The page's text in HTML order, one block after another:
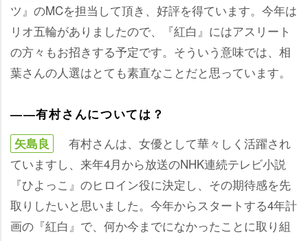
ツ』のMCを担当して頂き、好評を得ています。今年は
リオ五輪がありましたので、『紅白』にはアスリート
の方々もお招きする予定です。そういう意味では、相
葉さんの人選はとても素直なことだと思っています。
――有村さんについては？
矢島良
有村さんは、女優として華々しく活躍され
ていますし、来年4月から放送のNHK連続テレビ小説
『ひよっこ』のヒロイン役に決定し、その期待感を先
取りしたいと思いました。今年からスタートする4年計
画の『紅白』で、何か今までになかったことに取り組